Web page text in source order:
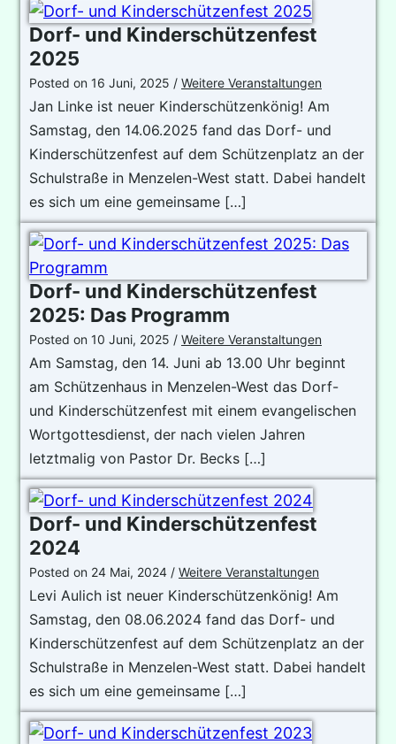
Dorf- und Kinderschützenfest
2025
Posted on 16 Juni, 2025 / Weitere Veranstaltungen
Jan Linke ist neuer Kinderschützenkönig! Am
Samstag, den 14.06.2025 fand das Dorf- und
Kinderschützenfest auf dem Schützenplatz an der
Schulstraße in Menzelen-West statt. Dabei handelt
es sich um eine gemeinsame […]
Dorf- und Kinderschützenfest
2025: Das Programm
Posted on 10 Juni, 2025 / Weitere Veranstaltungen
Am Samstag, den 14. Juni ab 13.00 Uhr beginnt
am Schützenhaus in Menzelen-West das Dorf-
und Kinderschützenfest mit einem evangelischen
Wortgottesdienst, der nach vielen Jahren
letztmalig von Pastor Dr. Becks […]
Dorf- und Kinderschützenfest
2024
Posted on 24 Mai, 2024 / Weitere Veranstaltungen
Levi Aulich ist neuer Kinderschützenkönig! Am
Samstag, den 08.06.2024 fand das Dorf- und
Kinderschützenfest auf dem Schützenplatz an der
Schulstraße in Menzelen-West statt. Dabei handelt
es sich um eine gemeinsame […]